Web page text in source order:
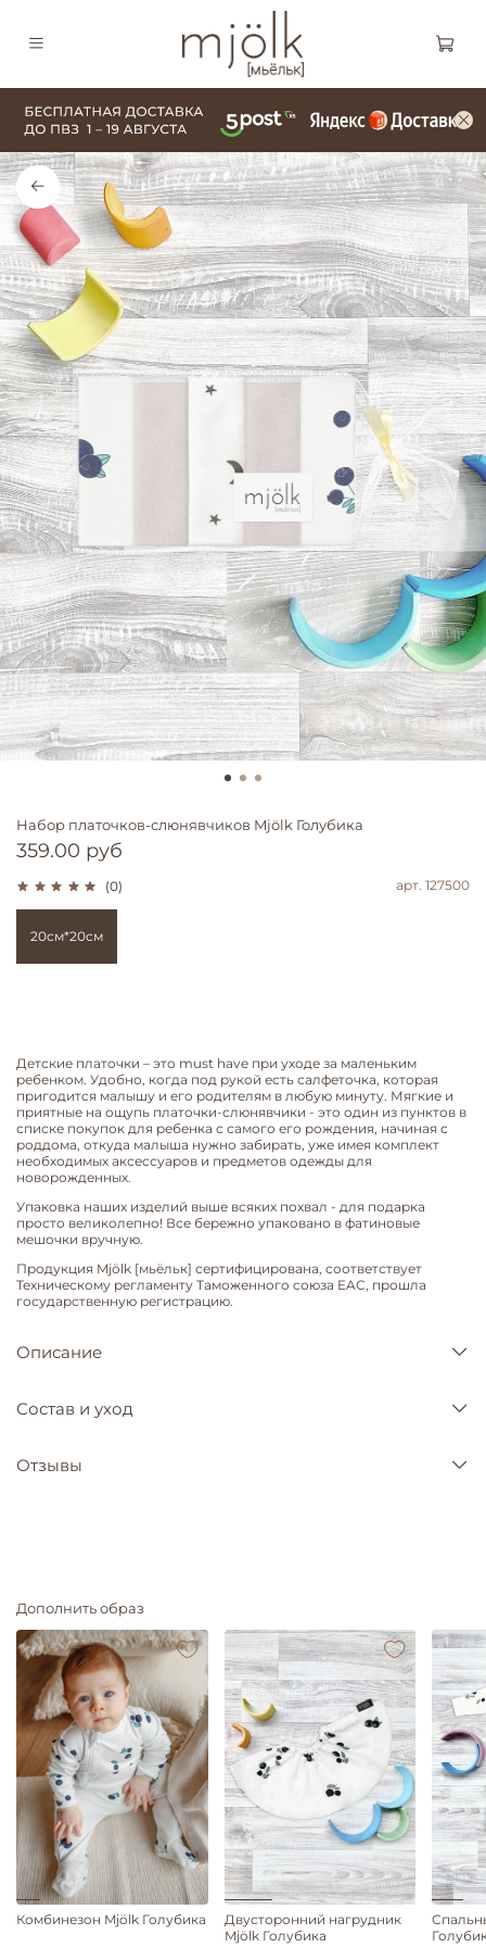
(0) арт. 127500
Набор платочков-слюнявчиков Mjölk Голубика
359.00 руб
20см*20см
Детские платочки – это must have при уходе за маленьким
ребенком. Удобно, когда под рукой есть салфеточка, которая
пригодится малышу и его родителям в любую минуту. Мягкие и
приятные на ощупь платочки-слюнявчики - это один из пунктов в
списке покупок для ребенка с самого его рождения, начиная с
роддома, откуда малыша нужно забирать, уже имея комплект
необходимых аксессуаров и предметов одежды для
новорожденных.
Упаковка наших изделий выше всяких похвал - для подарка
просто великолепно! Все бережно упаковано в фатиновые
мешочки вручную.
Продукция Mjölk [мьёльк] сертифицирована, соответствует
Техническому регламенту Таможенного союза EAC, прошла
государственную регистрацию.
Описание
Состав и уход
Отзывы
Дополнить образ
Комбинезон Mjölk Голубика
Двусторонний нагрудник
Mjölk Голубика